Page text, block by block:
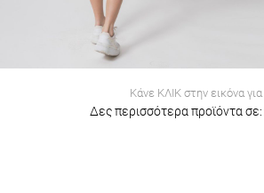
Κάνε ΚΛΙΚ στην εικόνα
Δες περισσότερα προϊόντα σε: